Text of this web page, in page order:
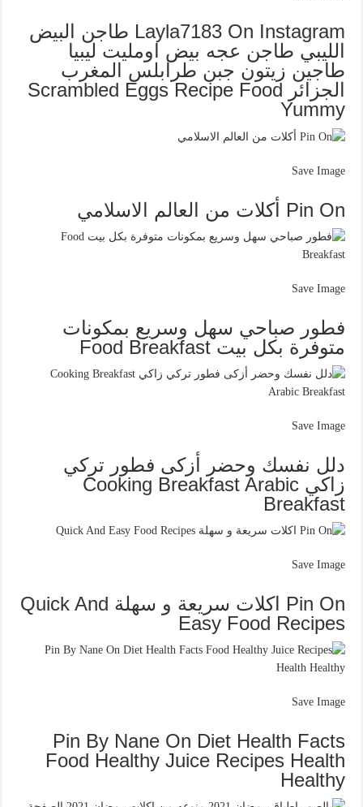
Layla7183 On Instagram طاجن البيض
الليبي طاجن عجه بيض اومليت ليبيا
طاجين زيتون جبن طرابلس المغرب
الجزائر Scrambled Eggs Recipe Food
Yummy
Save Image
Pin On أكلات من العالم الاسلامي
Save Image
فطور صباحي سهل وسريع بمكونات
متوفرة بكل بيت Food Breakfast
Save Image
دلل نفسك وحضر أزكى فطور تركي
زاكي Cooking Breakfast Arabic
Breakfast
Save Image
Pin On اكلات سريعة و سهلة Quick And
Easy Food Recipes
Save Image
Pin By Nane On Diet Health Facts
Food Healthy Juice Recipes Health
Healthy